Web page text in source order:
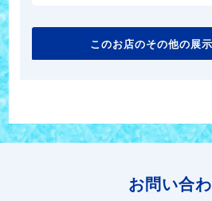
このお店のその他の展
お問い合